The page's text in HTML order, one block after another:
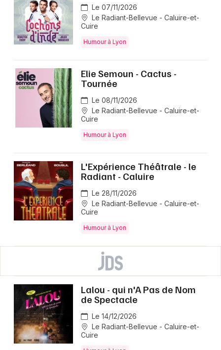
Le 07/11/2026
Le Radiant-Bellevue - Caluire-et-
Cuire
Humour à Lyon
Elie Semoun - Cactus -
Tournée
Le 08/11/2026
Le Radiant-Bellevue - Caluire-et-
Cuire
Humour à Lyon
L'Expérience Théâtrale - le
Radiant - Caluire
Le 28/11/2026
Le Radiant-Bellevue - Caluire-et-
Cuire
Humour à Lyon
Lalou - qui n'A Pas de Nom
de Spectacle
Le 14/12/2026
Le Radiant-Bellevue - Caluire-et-
Cuire